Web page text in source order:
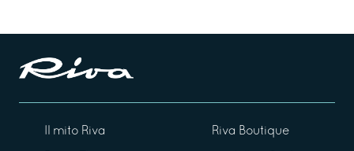
Il mito Riva Riva Boutique